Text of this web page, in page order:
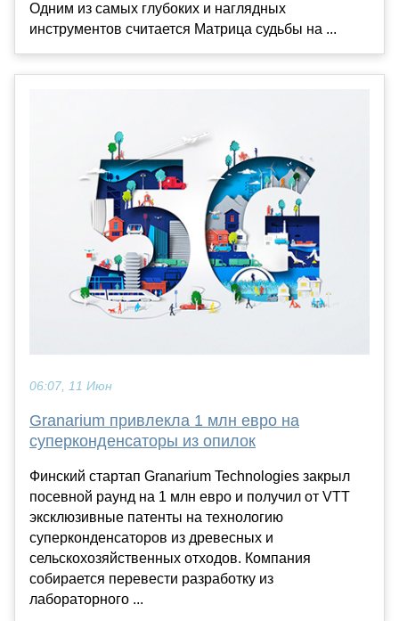
Одним из самых глубоких и наглядных
инструментов считается Матрица судьбы на ...
06:07, 11 Июн
Granarium привлекла 1 млн евро на
суперконденсаторы из опилок
Финский стартап Granarium Technologies закрыл
посевной раунд на 1 млн евро и получил от VTT
эксклюзивные патенты на технологию
суперконденсаторов из древесных и
сельскохозяйственных отходов. Компания
собирается перевести разработку из
лабораторного ...